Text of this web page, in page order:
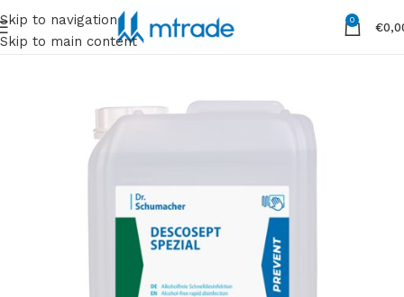
Skip to navigation
Skip to main content
0
€